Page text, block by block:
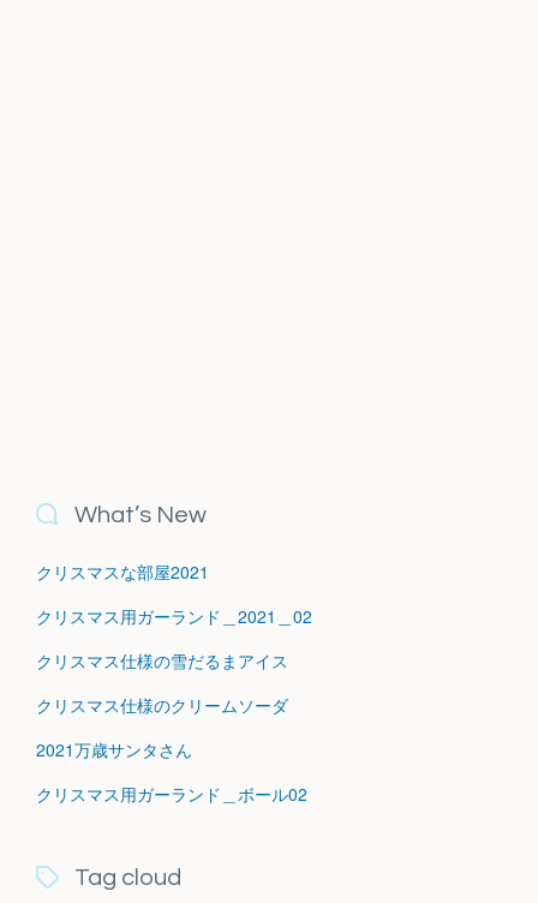
What’s New
クリスマスな部屋2021
クリスマス用ガーランド＿2021＿02
クリスマス仕様の雪だるまアイス
クリスマス仕様のクリームソーダ
2021万歳サンタさん
クリスマス用ガーランド＿ボール02
Tag cloud